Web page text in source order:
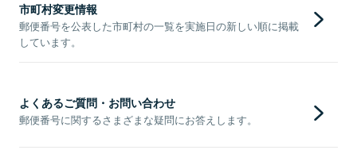
市町村変更情報
郵便番号を公表した市町村の一覧を実施日の新しい順に掲載
しています。
よくあるご質問・お問い合わせ
郵便番号に関するさまざまな疑問にお答えします。